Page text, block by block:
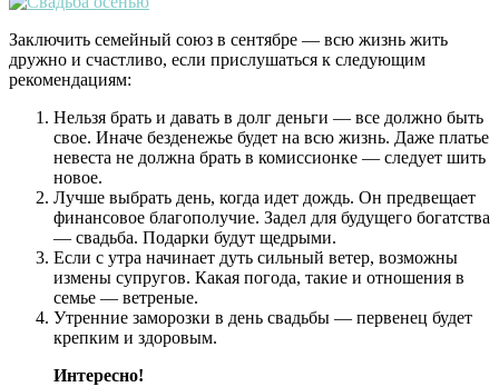
Заключить семейный союз в сентябре — всю жизнь жить
дружно и счастливо, если прислушаться к следующим
рекомендациям:
Нельзя брать и давать в долг деньги — все должно быть
свое. Иначе безденежье будет на всю жизнь. Даже платье
невеста не должна брать в комиссионке — следует шить
новое.
Лучше выбрать день, когда идет дождь. Он предвещает
финансовое благополучие. Задел для будущего богатства
— свадьба. Подарки будут щедрыми.
Если с утра начинает дуть сильный ветер, возможны
измены супругов. Какая погода, такие и отношения в
семье — ветреные.
Утренние заморозки в день свадьбы — первенец будет
крепким и здоровым.
Интересно!